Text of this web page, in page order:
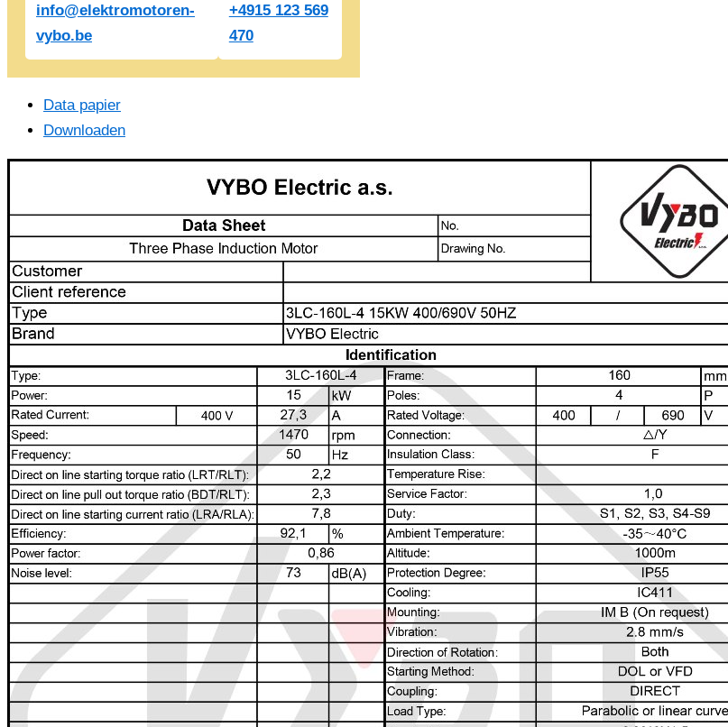
info@elektromotoren-
vybo.be
+4915 123 569
470
Data papier
Downloaden